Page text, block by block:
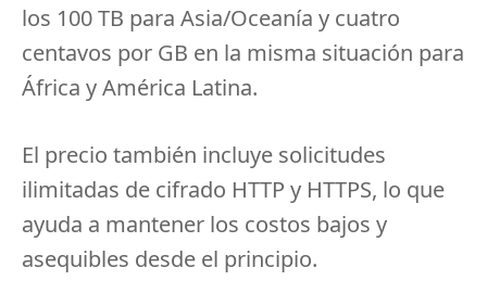
los 100 TB para Asia/Oceanía y cuatro
centavos por GB en la misma situación para
África y América Latina.
El precio también incluye solicitudes
ilimitadas de cifrado HTTP y HTTPS, lo que
ayuda a mantener los costos bajos y
asequibles desde el principio.